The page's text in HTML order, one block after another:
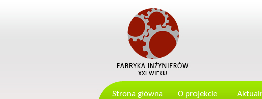
Strona główna O projekcie